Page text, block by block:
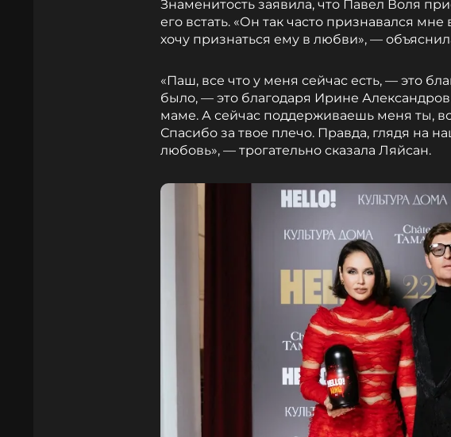
Знаменитость заявила, что Павел Воля
его встать. «Он так часто признавался
хочу признаться ему в любви», —
«Паш, все что у меня сейчас есть, — это
было, — это благодаря Ирине
маме. А сейчас поддерживаешь меня ты,
Спасибо за твое плечо. Правда, глядя на
любовь», — трогательно сказала Ляйсан.